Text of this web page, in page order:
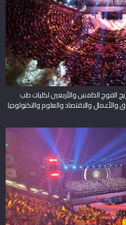
الفوج الخامس والأربعين لكليات طب
والاقتصاد والعلوم والتكنولوجيا